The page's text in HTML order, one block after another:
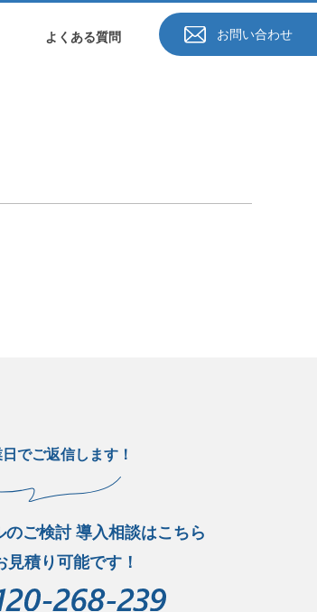
よくある質問 お問い合わせ
でご返信します！
のご検討 導入相談はこちら
見積り可能です！